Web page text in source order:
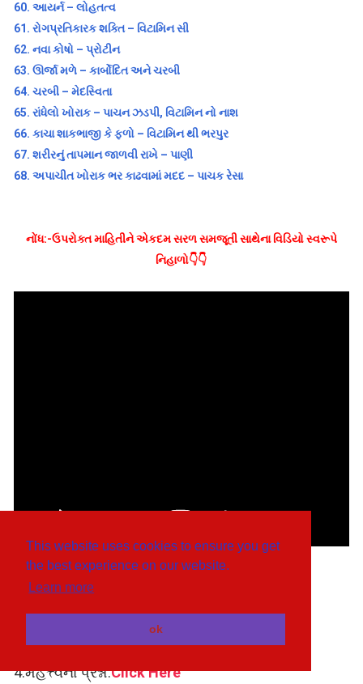
This website uses cookies to ensure you get
the best experience on our website.
Learn more
ok
60. આયર્ન – લોહતત્વ
61. રોગપ્રતિકારક શક્તિ – વિટામિન સી
62. નવા કોષો – પ્રોટીન
63. ઊર્જા મળે – કાર્બોદિત અને ચરબી
64. ચરબી – મેદસ્વિતા
65. રાંધેલો ખોરાક – પાચન ઝડપી, વિટામિન નો નાશ
66. કાચા શાકભાજી કે ફળો – વિટામિન થી ભરપુર
67. શરીરનું તાપમાન જાળવી રાખે – પાણી
68. અપાચીત ખોરાક ભર કાઢવામાં મદદ – પાચક રેસા
નોંધ:-ઉપરોક્ત માહિતીને એકદમ સરળ સમજૂતી સાથેના વિડિયો સ્વરૂપે
નિહાળો👇👇
પ્રકરણ 2: આહરના ઘટકો
Click Here
સ્વાધ્યાય:Click Here
4.મહત્ત્વના પ્રશ્નો:Click Here